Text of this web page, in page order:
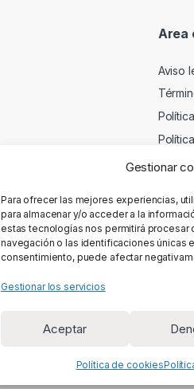
Gestionar
Para ofrecer las mejores experiencias,
para almacenar y/o acceder a la
estas tecnologías nos permitirá
navegación o las identificaciones únicas
consentimiento, puede afectar
Gestionar los servicios
Aceptar
Política de cookies
Area
Aviso